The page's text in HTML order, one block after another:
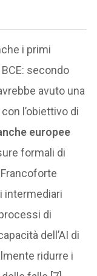
i primi
secondo
avuto una
l’obiettivo di
europee
formali di
intermediari
di
dell’AI di
ridurre i